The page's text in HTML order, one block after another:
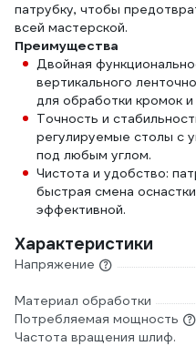
патрубку, чтобы
всей мастерской.
Преимущества
Двойная
вертикального
для обработки кромок и
Точность и
регулируемые столы с
под любым углом.
Чистота и удобство:
быстрая смена
эффективной.
Характеристики
Напряжение
Материал обработки
Потребляемая мощность
Частота вращения шлиф.